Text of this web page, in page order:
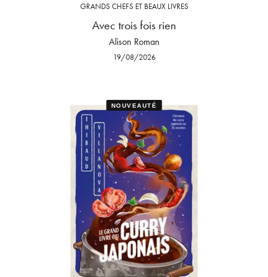
GRANDS CHEFS ET BEAUX LIVRES
Avec trois fois rien
Alison Roman
19/08/2026
NOUVEAUTÉ